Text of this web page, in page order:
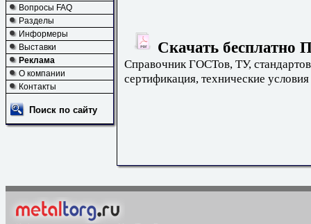
Вопросы FAQ
Разделы
Информеры
Выставки
Реклама
О компании
Контакты
Поиск по сайту
Скачать
Справочник ГОСТов, ТУ,
сертификация, технические условия